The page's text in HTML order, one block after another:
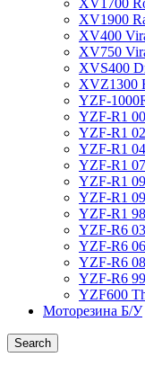
XV1700
XV1900
XV400
XV750
XVS400
XVZ1300
YZF-
YZF-R1
YZF-R1
YZF-R1
YZF-R1
YZF-R1
YZF-R1
YZF-R1
YZF-R6
YZF-R6
YZF-R6
YZF-R6
YZF600
Моторезина Б/У
Search